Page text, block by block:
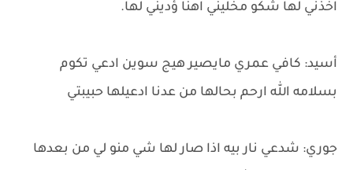
اخذني لها شكو مخليني اهنا ؤديني لها.
أسيد: كافي عمري مايصير هيج سوين ادعي تكوم
بسلامه الله ارحم بحالها من عدنا ادعيلها حبيبتي
جوري: شدعي نار بيه اذا صار لها شي منو لي من بعدها